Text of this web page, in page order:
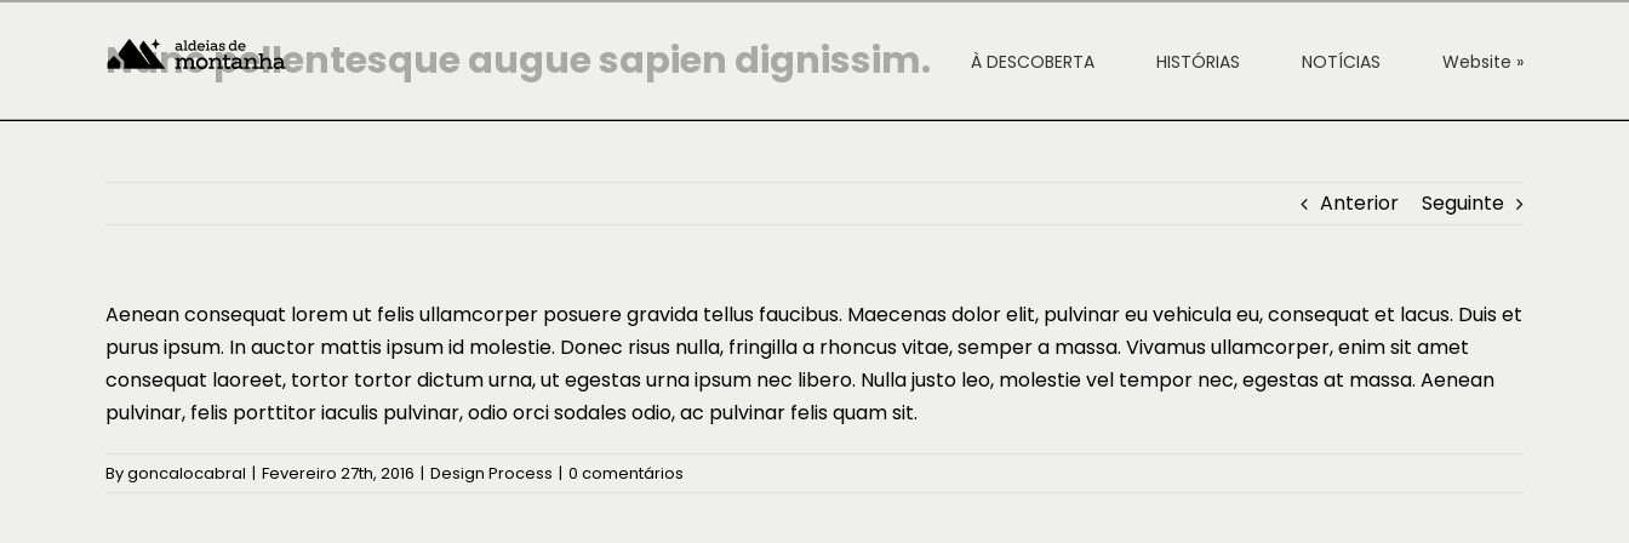
À DESCOBERTA HISTÓRIAS NOTÍCIAS Website »
Nunc pellentesque augue sapien dignissim.
Anterior Seguinte
Aenean consequat lorem ut felis ullamcorper posuere gravida tellus faucibus. Maecenas dolor elit, pulvinar eu vehicula eu, consequat et lacus. Duis et
purus ipsum. In auctor mattis ipsum id molestie. Donec risus nulla, fringilla a rhoncus vitae, semper a massa. Vivamus ullamcorper, enim sit amet
consequat laoreet, tortor tortor dictum urna, ut egestas urna ipsum nec libero. Nulla justo leo, molestie vel tempor nec, egestas at massa. Aenean
pulvinar, felis porttitor iaculis pulvinar, odio orci sodales odio, ac pulvinar felis quam sit.
Bygoncalocabral | Fevereiro 27th, 2016 | Design Process | 0 comentários